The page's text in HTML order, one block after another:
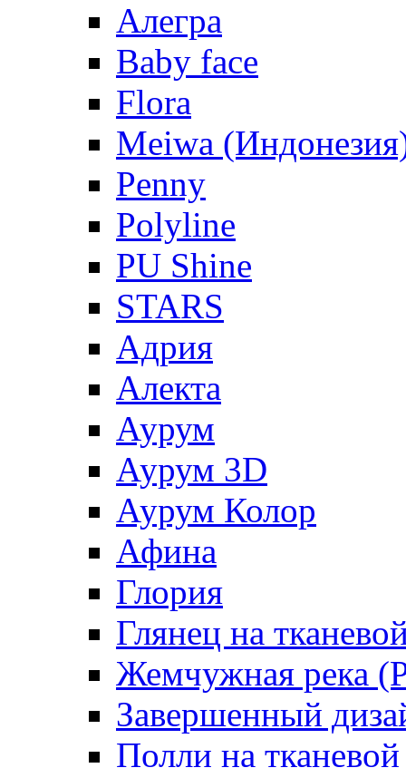
Алегра
Baby face
Flora
Meiwa
Penny
Polyline
PU Shine
STARS
Адрия
Алекта
Аурум
Аурум 3D
Аурум Колор
Афина
Глория
Глянец на
Жемчужная река
Завершенный
Полли на